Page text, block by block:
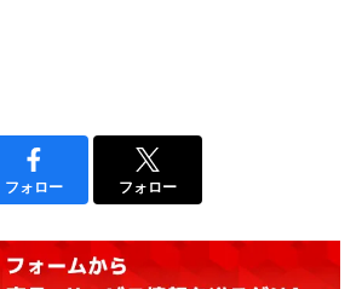
フォロー フォロー